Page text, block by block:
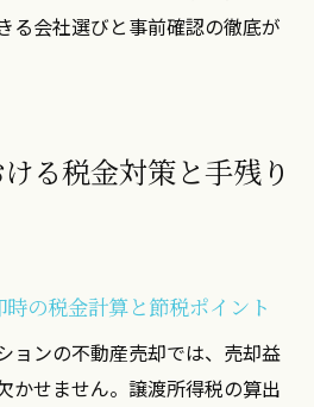
る会社選びと事前確認の徹底が
る税金対策と手残り
の税金計算と節税ポイント
ョンの不動産売却では、売却益
かせません。譲渡所得税の算出